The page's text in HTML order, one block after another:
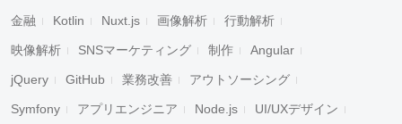
金融 Kotlin Nuxt.js 画像解析 行動解析
映像解析 SNSマーケティング 制作 Angular
jQuery GitHub 業務改善 アウトソーシング
Symfony アプリエンジニア Node.js UI/UXデザイン